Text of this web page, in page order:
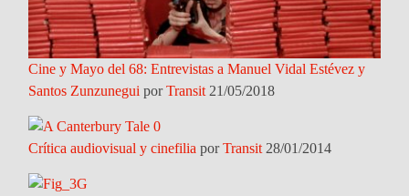
Cine y Mayo del 68: Entrevistas a Manuel Vidal Estévez y
Santos Zunzunegui porTransit 21/05/2018
Crítica audiovisual y cinefilia porTransit 28/01/2014